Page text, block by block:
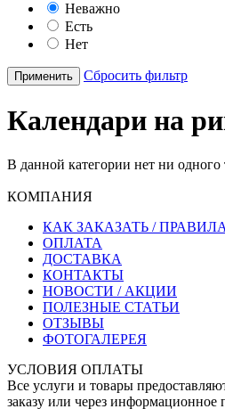
Неважно
Есть
Нет
Применить Сбросить фильтр
Календари на
В данной категории нет ни одного
КОМПАНИЯ
КАК ЗАКАЗАТЬ /
ОПЛАТА
ДОСТАВКА
КОНТАКТЫ
НОВОСТИ / АКЦИИ
ПОЛЕЗНЫЕ СТАТЬИ
ОТЗЫВЫ
ФОТОГАЛЕРЕЯ
УСЛОВИЯ ОПЛАТЫ
Все услуги и товары
заказу или через информационное